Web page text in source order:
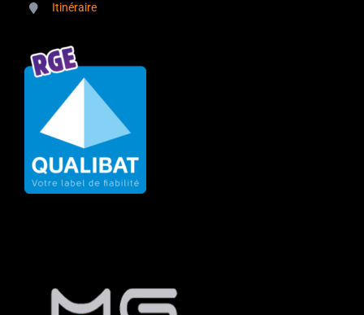
Itinéraire